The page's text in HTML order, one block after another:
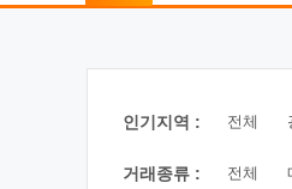
인기지역 : 전체
거래종류 : 전체